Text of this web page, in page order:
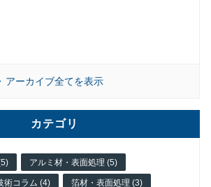
アーカイブ全てを表示
カテゴリ
アルミ材・表面処理 (5)
術コラム (4) 箔材・表面処理 (3)